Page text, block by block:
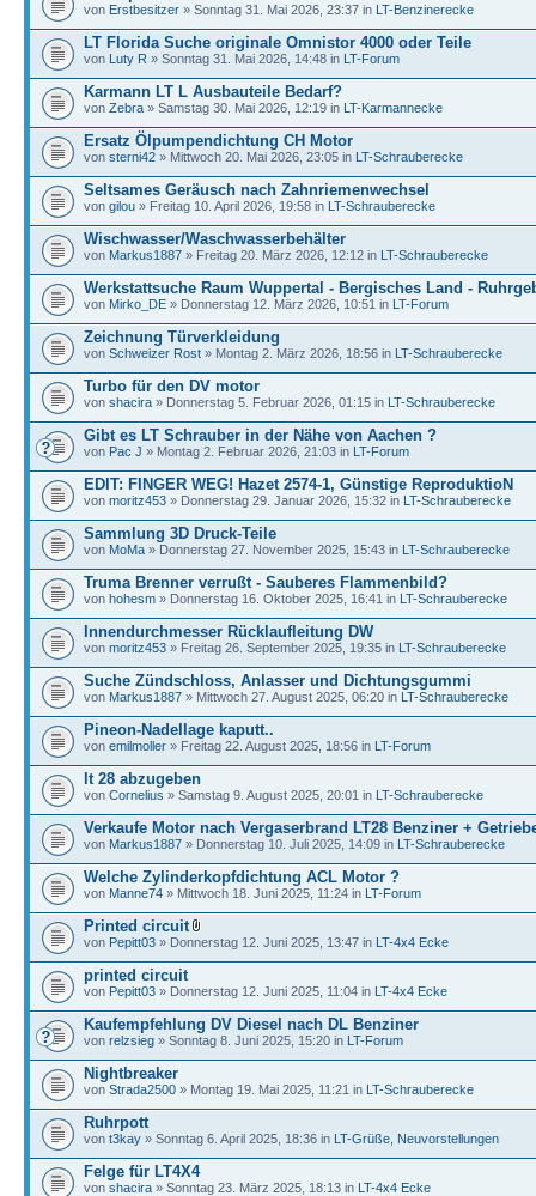
von Erstbesitzer » Sonntag 31. Mai 2026, 23:37 in LT-Benzinerecke
LT Florida Suche originale Omnistor 4000 oder Teile
von Luty R » Sonntag 31. Mai 2026, 14:48 in LT-Forum
Karmann LT L Ausbauteile Bedarf?
von Zebra » Samstag 30. Mai 2026, 12:19 in LT-Karmannecke
Ersatz Ölpumpendichtung CH Motor
von sterni42 » Mittwoch 20. Mai 2026, 23:05 in LT-Schrauberecke
Seltsames Geräusch nach Zahnriemenwechsel
von gilou » Freitag 10. April 2026, 19:58 in LT-Schrauberecke
Wischwasser/Waschwasserbehälter
von Markus1887 » Freitag 20. März 2026, 12:12 in LT-Schrauberecke
Werkstattsuche Raum Wuppertal - Bergisches Land -
von Mirko_DE » Donnerstag 12. März 2026, 10:51 in LT-Forum
Zeichnung Türverkleidung
von Schweizer Rost » Montag 2. März 2026, 18:56 in LT-Schrauberecke
Turbo für den DV motor
von shacira » Donnerstag 5. Februar 2026, 01:15 in LT-Schrauberecke
Gibt es LT Schrauber in der Nähe von Aachen ?
von Pac J » Montag 2. Februar 2026, 21:03 in LT-Forum
EDIT: FINGER WEG! Hazet 2574-1, Günstige ReproduktioN
von moritz453 » Donnerstag 29. Januar 2026, 15:32 in LT-Schrauberecke
Sammlung 3D Druck-Teile
von MoMa » Donnerstag 27. November 2025, 15:43 in LT-Schrauberecke
Truma Brenner verrußt - Sauberes Flammenbild?
von hohesm » Donnerstag 16. Oktober 2025, 16:41 in LT-Schrauberecke
Innendurchmesser Rücklaufleitung DW
von moritz453 » Freitag 26. September 2025, 19:35 in LT-Schrauberecke
Suche Zündschloss, Anlasser und Dichtungsgummi
von Markus1887 » Mittwoch 27. August 2025, 06:20 in LT-Schrauberecke
Pineon-Nadellage kaputt..
von emilmoller » Freitag 22. August 2025, 18:56 in LT-Forum
lt 28 abzugeben
von Cornelius » Samstag 9. August 2025, 20:01 in LT-Schrauberecke
Verkaufe Motor nach Vergaserbrand LT28 Benziner +
von Markus1887 » Donnerstag 10. Juli 2025, 14:09 in LT-Schrauberecke
Welche Zylinderkopfdichtung ACL Motor ?
von Manne74 » Mittwoch 18. Juni 2025, 11:24 in LT-Forum
Printed circuit
von Pepitt03 » Donnerstag 12. Juni 2025, 13:47 in LT-4x4 Ecke
printed circuit
von Pepitt03 » Donnerstag 12. Juni 2025, 11:04 in LT-4x4 Ecke
Kaufempfehlung DV Diesel nach DL Benziner
von relzsieg » Sonntag 8. Juni 2025, 15:20 in LT-Forum
Nightbreaker
von Strada2500 » Montag 19. Mai 2025, 11:21 in LT-Schrauberecke
Ruhrpott
von t3kay » Sonntag 6. April 2025, 18:36 in LT-Grüße, Neuvorstellungen
Felge für LT4X4
von shacira » Sonntag 23. März 2025, 18:13 in LT-4x4 Ecke